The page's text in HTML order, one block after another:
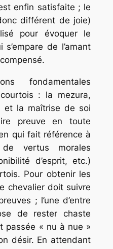
enfin satisfaite ; le
différent de joie)
pour évoquer le
s’empare de l’amant
fondamentales
: la mezura,
et la maîtrise de soi
preuve en toute
qui fait référence à
vertus morales
d’esprit, etc.)
Pour obtenir les
chevalier doit suivre
; l’une d’entre
de rester chaste
passée « nu à nue »
désir. En attendant